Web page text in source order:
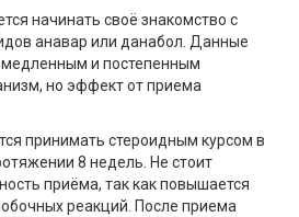
начинать своё знакомство с
анавар или данабол. Данные
и постепенным
но эффект от приема
принимать стероидным курсом в
8 недель. Не стоит
приёма, так как повышается
реакций. После приема